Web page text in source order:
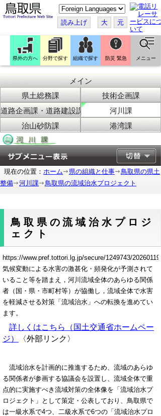
こ
の
ペ
ー
ジ
翻
訳
す
読み上げ 大 元
県外の方へ 分野で探す 組織で探す 防災 緊急 メニュー
メイン
県土総務課
技術企画課
道路企画課・道路建設課
河川課
治山砂防課
港湾課
現在の位置： ホーム 県の組織と仕事
鳥取県の県土
整備
河川課 鳥取県の流域治水プロジェクト
鳥取県の流域治水プロジ
ェクト
https://www.pref.tottori.lg.jp/secure/1249743/
気候変動による水害の激甚化・頻発化が予測されて
いること等を踏まえ，河川流域全体のあらゆる関係
者（国・県・市町村等）が協働し，流域全体で水害
を軽減させる対策「流域治水」への転換を進めてい
ます。
詳しくはこちら（国土交通省ホームペー
ジ）
〈外部リンク〉
流域治水を計画的に推進するため、流域のあらゆ
る関係者が参画する協議会を設置し、流域全体で重
点的に実施すべき流域対策の全体像を「流域治水プ
ロジェクト」として策定・公表しており、鳥取県で
は一級水系で4つ、二級水系で6つの「流域治水プロ